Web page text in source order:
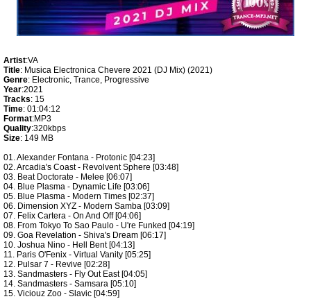
Artist:VA
Title: Musica Electronica Chevere 2021 (DJ Mix) (2021)
Genre: Electronic, Trance, Progressive
Year:2021
Tracks: 15
Time: 01:04:12
Format:MP3
Quality:320kbps
Size: 149 MB
01. Alexander Fontana - Protonic [04:23]
02. Arcadia's Coast - Revolvent Sphere [03:48]
03. Beat Doctorate - Melee [06:07]
04. Blue Plasma - Dynamic Life [03:06]
05. Blue Plasma - Modern Times [02:37]
06. Dimension XYZ - Modern Samba [03:09]
07. Felix Cartera - On And Off [04:06]
08. From Tokyo To Sao Paulo - U're Funked [04:19]
09. Goa Revelation - Shiva's Dream [06:17]
10. Joshua Nino - Hell Bent [04:13]
11. Paris O'Fenix - Virtual Vanity [05:25]
12. Pulsar 7 - Revive [02:28]
13. Sandmasters - Fly Out East [04:05]
14. Sandmasters - Samsara [05:10]
15. Viciouz Zoo - Slavic [04:59]